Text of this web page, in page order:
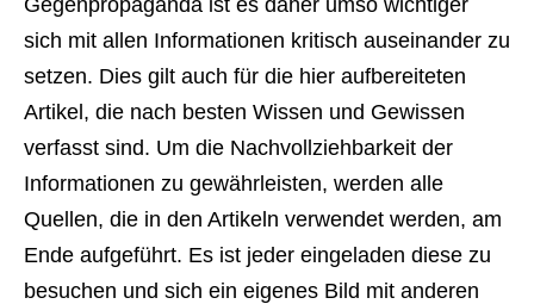
sich mit allen Informationen kritisch auseinander zu
setzen. Dies gilt auch für die hier aufbereiteten
Artikel, die nach besten Wissen und Gewissen
verfasst sind. Um die Nachvollziehbarkeit der
Informationen zu gewährleisten, werden alle
Quellen, die in den Artikeln verwendet werden, am
Ende aufgeführt. Es ist jeder eingeladen diese zu
besuchen und sich ein eigenes Bild mit anderen